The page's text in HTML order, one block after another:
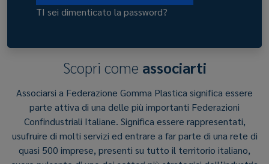
TI sei dimenticato la password?
Scopri come associarti
Associarsi a Federazione Gomma Plastica significa essere
parte attiva di una delle più importanti Federazioni
Confindustriali Italiane. Significa essere rappresentati,
usufruire di molti servizi ed entrare a far parte di una rete di
quasi 500 imprese, presenti su tutto il territorio italiano,